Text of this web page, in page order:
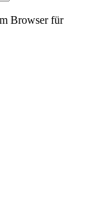
Browser für